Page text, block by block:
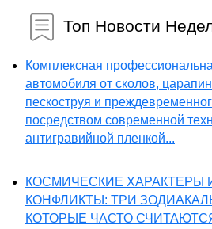
Топ Новости
Комплексная
автомобиля от сколов,
пескоструя и
посредством современной
антигравийной пленкой...
КОСМИЧЕСКИЕ ХАРАКТЕРЫ
КОНФЛИКТЫ: ТРИ
КОТОРЫЕ ЧАСТО